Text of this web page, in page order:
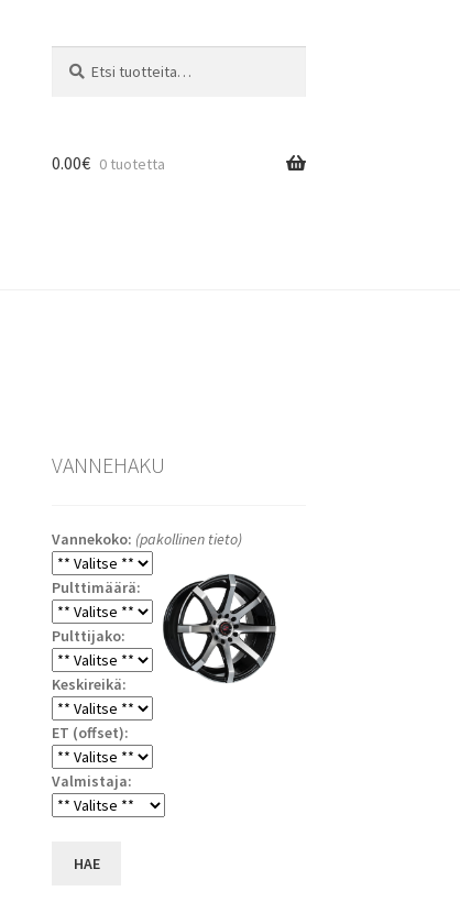
0.00€ 0 tuotetta
VANNEHAKU
Vannekoko: (pakollinen tieto)
Pulttimäärä:
Pulttijako:
Keskireikä:
ET (offset):
Valmistaja:
HAE